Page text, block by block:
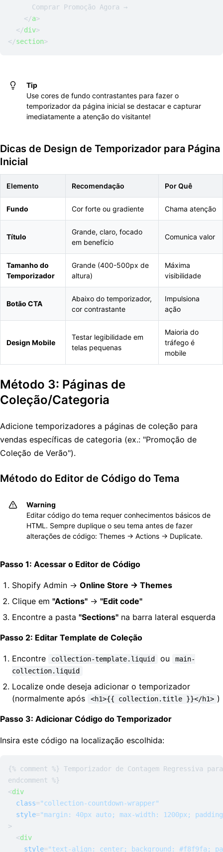
      Comprar Promoção Agora →
</a>
</div>
</section>
Tip
Use cores de fundo contrastantes para fazer o
temporizador da página inicial se destacar e capturar
imediatamente a atenção do visitante!
Dicas de Design de Temporizador para Página
Inicial
Elemento Recomendação Por Quê
Fundo Cor forte ou gradiente Chama atenção
Título
Grande, claro, focado
em benefício
Comunica valor
Tamanho do
Temporizador
Grande (400-500px de
altura)
Máxima
visibilidade
Botão CTA
Abaixo do temporizador,
cor contrastante
Impulsiona
ação
Design Mobile
Testar legibilidade em
telas pequenas
Maioria do
tráfego é
mobile
Método 3: Páginas de
Coleção/Categoria
Adicione temporizadores a páginas de coleção para
vendas específicas de categoria (ex.: "Promoção de
Coleção de Verão").
Método do Editor de Código do Tema
Warning
Editar código do tema requer conhecimentos básicos de
HTML. Sempre duplique o seu tema antes de fazer
alterações de código: Themes → Actions → Duplicate.
Passo 1: Acessar o Editor de Código
Shopify Admin → Online Store → Themes
Clique em "Actions" → "Edit code"
Encontre a pasta "Sections" na barra lateral esquerda
Passo 2: Editar Template de Coleção
Encontre collection-template.liquid ou
main-
collection.liquid
Localize onde deseja adicionar o temporizador
(normalmente após
<h1>{{ collection.title }}</h1> )
Passo 3: Adicionar Código do Temporizador
Insira este código na localização escolhida:
{% comment %} Temporizador de Contagem Regressiva
<div
class="collection-countdown-wrapper"
style="margin: 40px auto; max-width: 1200px;
>
<div
style="text-align: center; background: #f8f9fa;